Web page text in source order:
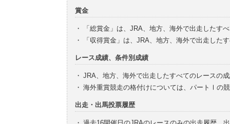
賞金
・
「総賞金」は、JRA、地方、海外で出走したす
・
「収得賞金」は、JRA、地方、海外で出走した
レース成績、条件別成績
・ JRA、地方、海外で出走したすべてのレースの
・ 海外重賞競走の格付けについては、パートⅠの
出走・出馬投票履歴